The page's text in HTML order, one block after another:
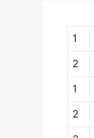
1
2
1
2